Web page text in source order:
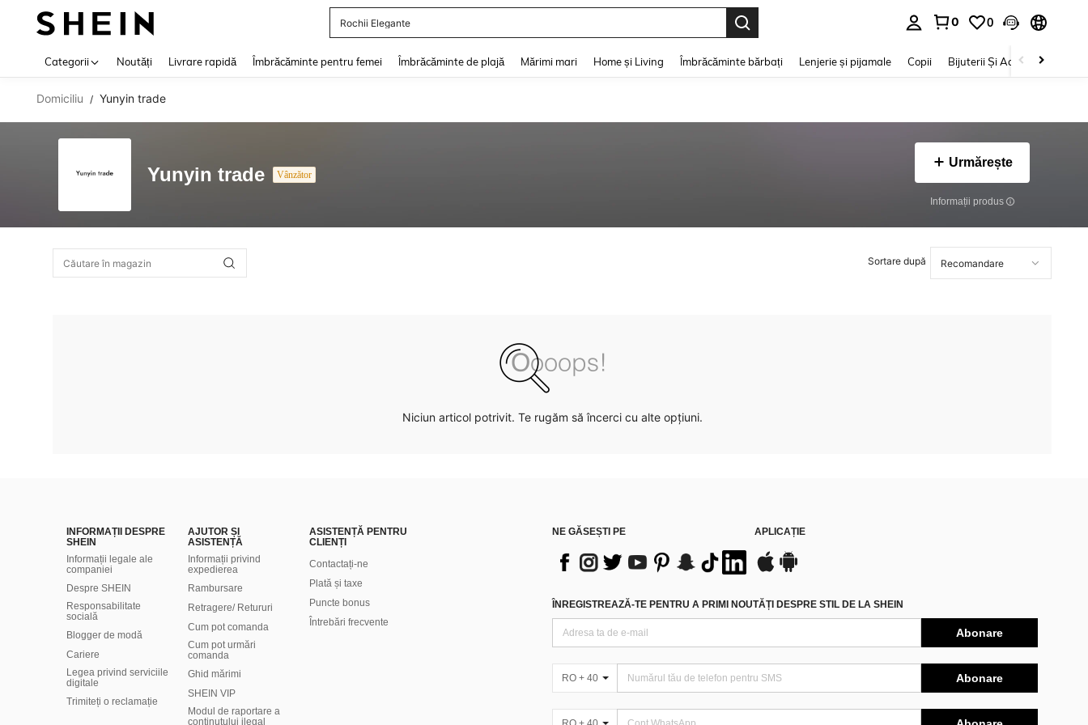
Rochii Elegante
0 0
Categorii Noutăți Livrare rapidă Îmbrăcăminte pentru femei Îmbrăcăminte de plajă Mărimi mari Home și Living Îmbrăcăminte bărbați Lenjerie și pijamale Copii Bijuterii Și Accesorii
Domiciliu / Yunyin trade
Yunyin trade Vânzător
Urmărește
Informații produs
Sortare după
Niciun articol potrivit. Te rugăm să încerci cu alte opțiuni.
INFORMAȚII DESPRE
SHEIN
Informații legale ale
companiei
Despre SHEIN
Responsabilitate
socială
Blogger de modă
Cariere
Legea privind serviciile
digitale
Trimiteți o reclamație
AJUTOR ȘI
ASISTENȚĂ
Informații privind
expedierea
Rambursare
Retragere/ Retururi
Cum pot comanda
Cum pot urmări
comanda
Ghid mărimi
SHEIN VIP
Modul de raportare a
conținutului ilegal
ASISTENȚĂ PENTRU
CLIENȚI
Contactați-ne
Plată și taxe
Puncte bonus
Întrebări frecvente
NE GĂSEȘTI PE APLICAȚIE
ÎNREGISTREAZĂ-TE PENTRU A PRIMI NOUTĂȚI DESPRE STIL DE LA SHEIN
Abonare
RO + 40 Abonare